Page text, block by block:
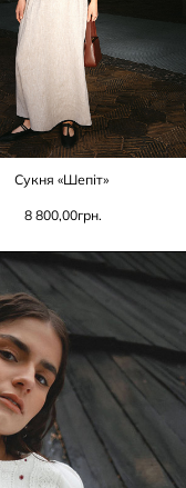
Сукня «Шепіт»
грн.
8 800,00